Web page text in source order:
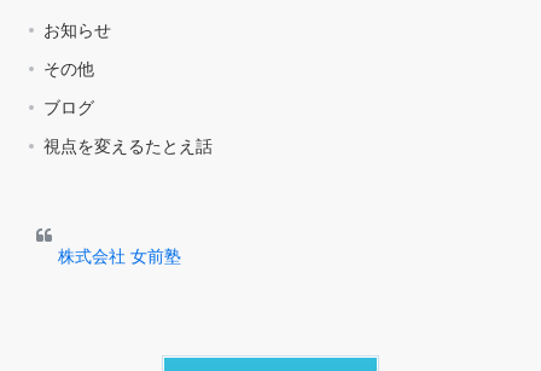
お知らせ
その他
ブログ
視点を変えるたとえ話
株式会社 女前塾